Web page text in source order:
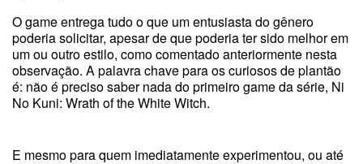
O game entrega tudo o que um entusiasta do gênero
poderia solicitar, apesar de que poderia ter sido melhor em
um ou outro estilo, como comentado anteriormente nesta
observação. A palavra chave para os curiosos de plantão
é: não é preciso saber nada do primeiro game da série, Ni
No Kuni: Wrath of the White Witch.
E mesmo para quem imediatamente experimentou, ou até